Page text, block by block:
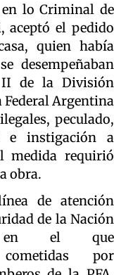
lo Criminal de
aceptó el pedido
quien había
desempeñaban
de la División
Federal Argentina
peculado,
e instigación a
medida requirió
obra.
de atención
de la Nación
en el que
por